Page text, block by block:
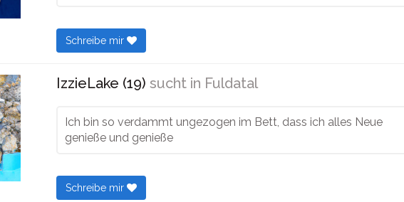
Schreibe mir
IzzieLake (19) sucht in Fuldatal
Ich bin so verdammt ungezogen im Bett, dass ich alles Neue
genieße und genieße
Schreibe mir